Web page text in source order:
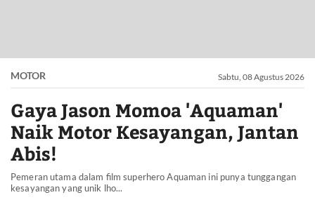
MOTOR Sabtu, 08 Agustus 2026
Gaya Jason Momoa 'Aquaman'
Naik Motor Kesayangan, Jantan
Abis!
Pemeran utama dalam film superhero Aquaman ini punya tunggangan
kesayangan yang unik lho...